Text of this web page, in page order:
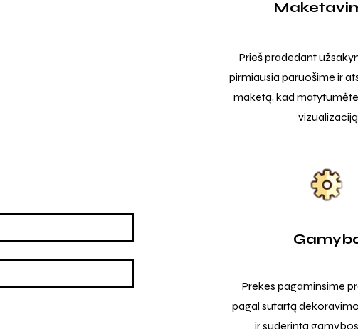
Prieš pradedant
pirmiausia paruošime ir
maketą, kad
vizualizaciją
Prekes pagaminsime
pagal sutartą
ir suderintą